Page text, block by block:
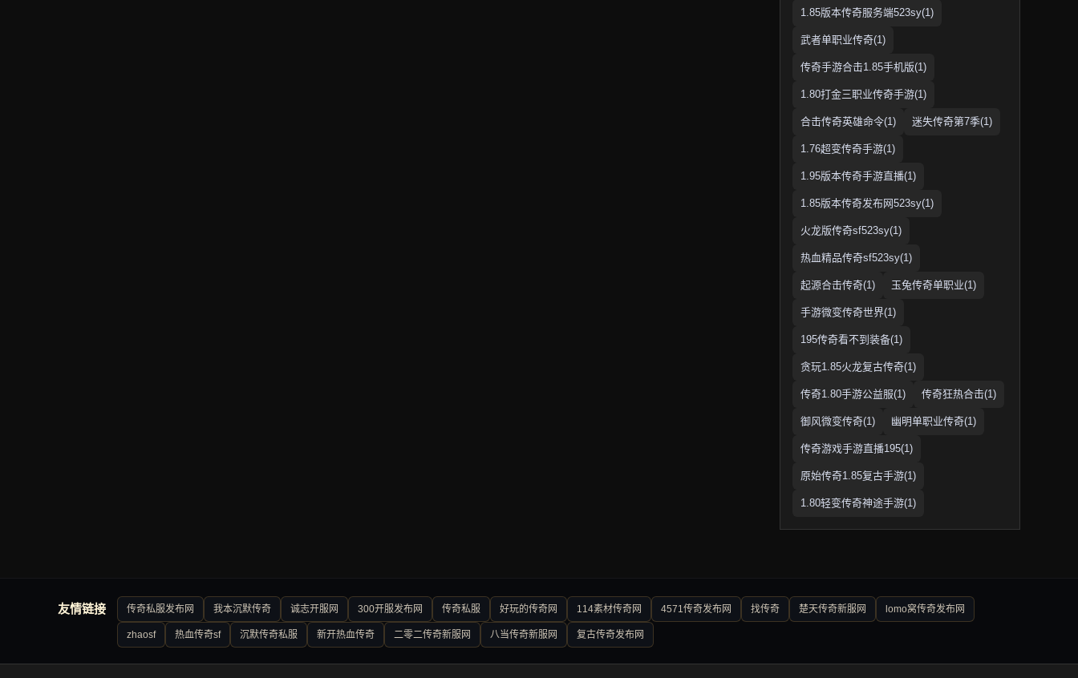
1.85版本传奇服务端523sy(1)
武者单职业传奇(1)
传奇手游合击1.85手机版(1)
1.80打金三职业传奇手游(1)
合击传奇英雄命令(1) 迷失传奇第7季(1)
1.76超变传奇手游(1)
1.95版本传奇手游直播(1)
1.85版本传奇发布网523sy(1)
火龙版传奇sf523sy(1)
热血精品传奇sf523sy(1)
起源合击传奇(1) 玉兔传奇单职业(1)
手游微变传奇世界(1)
195传奇看不到装备(1)
贪玩1.85火龙复古传奇(1)
传奇1.80手游公益服(1) 传奇狂热合击(1)
御风微变传奇(1) 幽明单职业传奇(1)
传奇游戏手游直播195(1)
原始传奇1.85复古手游(1)
1.80轻变传奇神途手游(1)
友情链接 传奇私服发布网 我本沉默传奇 诚志开服网 300开服发布网 传奇私服 好玩的传奇网 114素材传奇网 4571传奇发布网 找传奇 楚天传奇新服网 lomo窝传奇发布网
zhaosf 热血传奇sf 沉默传奇私服 新开热血传奇 二零二传奇新服网 八当传奇新服网 复古传奇发布网